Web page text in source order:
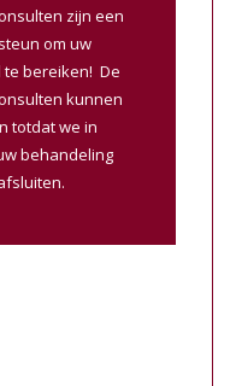
zijn een
om uw
te bereiken! De
kunnen
totdat we in
behandeling